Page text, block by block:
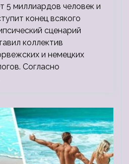
5 миллиардов человек и
конец всякого
сценарий
коллектив
и немецких
Согласно